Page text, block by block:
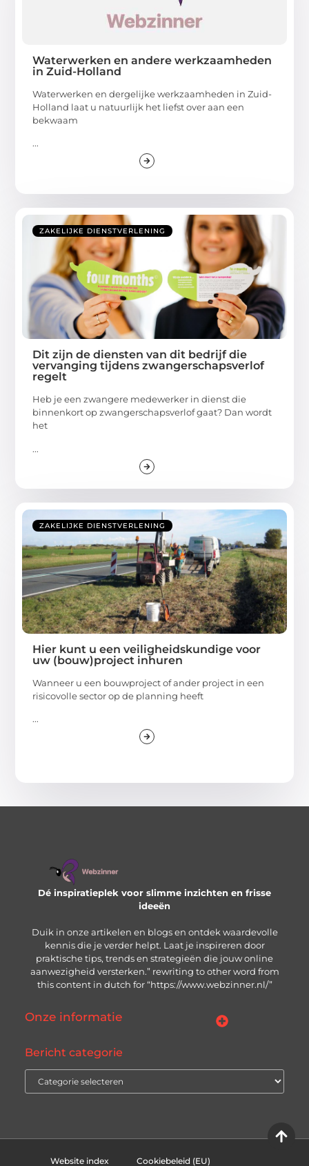
Waterwerken en andere werkzaamheden
in Zuid-Holland
Waterwerken en dergelijke werkzaamheden in Zuid-
Holland laat u natuurlijk het liefst over aan een
bekwaam
...
ZAKELIJKE DIENSTVERLENING
Dit zijn de diensten van dit bedrijf die
vervanging tijdens zwangerschapsverlof
regelt
Heb je een zwangere medewerker in dienst die
binnenkort op zwangerschapsverlof gaat? Dan wordt
het
...
ZAKELIJKE DIENSTVERLENING
Hier kunt u een veiligheidskundige voor
uw (bouw)project inhuren
Wanneer u een bouwproject of ander project in een
risicovolle sector op de planning heeft
...
Dé inspiratieplek voor slimme inzichten en frisse
ideeën
Duik in onze artikelen en blogs en ontdek waardevolle
kennis die je verder helpt. Laat je inspireren door
praktische tips, trends en strategieën die jouw online
aanwezigheid versterken.” rewriting to other word from
this content in dutch for “https://www.webzinner.nl/”
Onze informatie
Bericht categorie
Website index Cookiebeleid (EU)